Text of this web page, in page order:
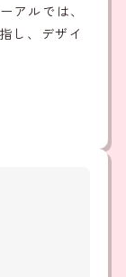
アルでは、
し、デザイ